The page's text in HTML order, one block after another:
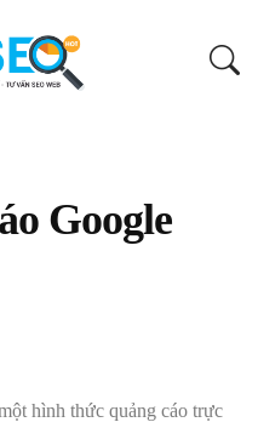
Google
hình thức quảng cáo trực